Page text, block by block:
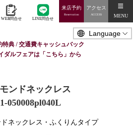
WEB問合せ LINE問合せ
来店予約
Reservation
アクセス
ACCESS MENU
特典 / 交通費キャッシュバック
ダルフェアは「こちら」から
ンドネックレス
050008pl040L
ネックレス・ふくりんタイプ